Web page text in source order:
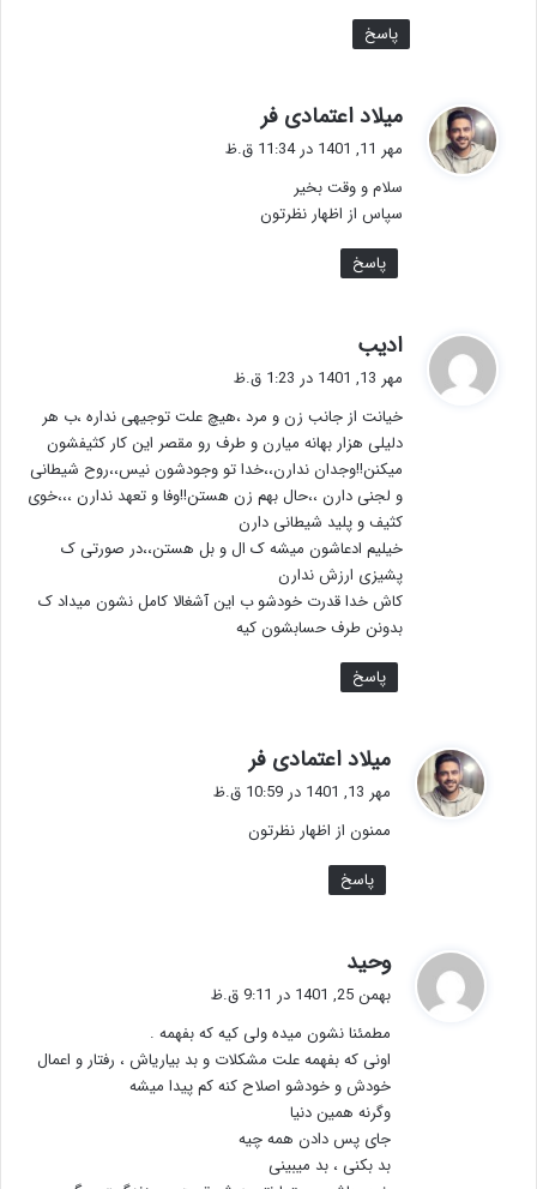
پاسخ
میلاد اعتمادی فر
ف
ت
مهر 11, 1401 در 11:34 ق.ظ
سلام و وقت بخیر
سپاس از اظهار نظرتون
پاسخ
ادیب
:
مهر 13, 1401 در 1:23 ق.ظ
خیانت از جانب زن و مرد ،هیچ علت توجیهی نداره ،ب هر
دلیلی هزار بهانه میارن و طرف رو مقصر این کار کثیفشون
میکنن!!وجدان ندارن،،خدا تو وجودشون نیس،،روح شیطانی
و لجنی دارن ،،حال بهم زن هستن!!وفا و تعهد ندارن ،،،خوی
کثیف و پلید شیطانی دارن‌
خیلیم ادعاشون میشه ک ال و بل هستن،،در صورتی ک‌
پشیزی ارزش ندارن
کاش خدا قدرت خودشو ب این آشغالا کامل نشون میداد ک
بدونن طرف حسابشون کیه
پاسخ
میلاد اعتمادی فر
ف
ت
:
مهر 13, 1401 در 10:59 ق.ظ
ممنون از اظهار نظرتون
پاسخ
وحید
ف
:
بهمن 25, 1401 در 9:11 ق.ظ
مطمئنا نشون میده ولی کیه که بفهمه .
اونی که بفهمه علت مشکلات و بد بیاریاش ، رفتار و اعمال
خودش و خودشو اصلاح کنه کم پیدا میشه
وگرنه همین دنیا
جای پس دادن همه چیه
بد بکنی ، بد میبینی